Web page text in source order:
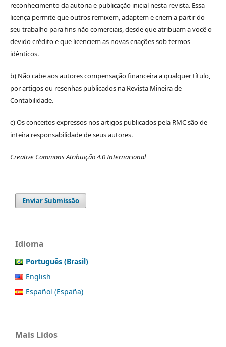
reconhecimento da autoria e publicação inicial nesta revista. Essa
licença permite que outros remixem, adaptem e criem a partir do
seu trabalho para fins não comerciais, desde que atribuam a você o
devido crédito e que licenciem as novas criações sob termos
idênticos.
b) Não cabe aos autores compensação financeira a qualquer título,
por artigos ou resenhas publicados na Revista Mineira de
Contabilidade.
c) Os conceitos expressos nos artigos publicados pela RMC são de
inteira responsabilidade de seus autores.
Creative Commons Atribuição 4.0 Internacional
Enviar Submissão
Idioma
Português (Brasil)
English
Español (España)
Mais Lidos